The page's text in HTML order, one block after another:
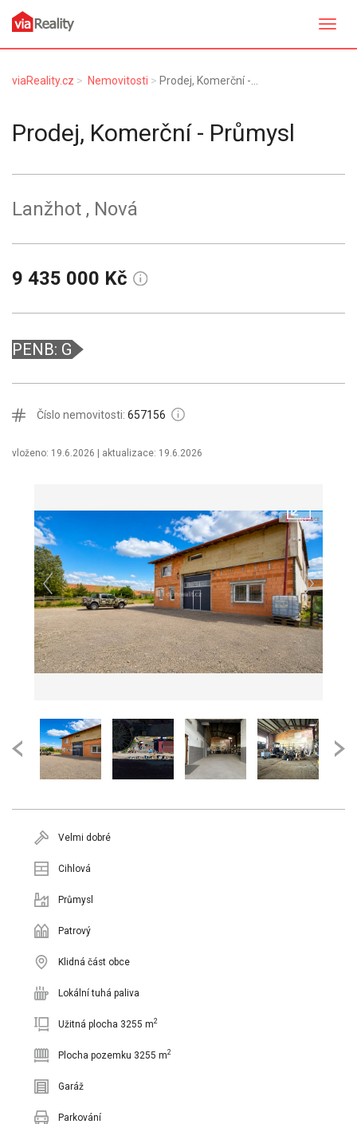
viaReality.cz Nemovitosti Prodej, Komerční - Průmysl, Lanžhot
Prodej, Komerční - Průmysl
Lanžhot , Nová
9 435 000 Kč
PENB: G
Číslo nemovitosti: 657156
vloženo: 19.6.2026 | aktualizace: 19.6.2026
Velmi dobré
Cihlová
Průmysl
Patrový
Klidná část obce
Lokální tuhá paliva
Užitná plocha 3255 m2
Plocha pozemku 3255 m2
Garáž
Parkování